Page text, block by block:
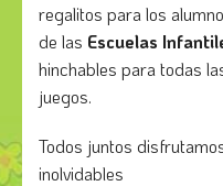
regalitos para los
de las Escuelas
hinchables para todas
juegos.
Todos juntos
inolvidables